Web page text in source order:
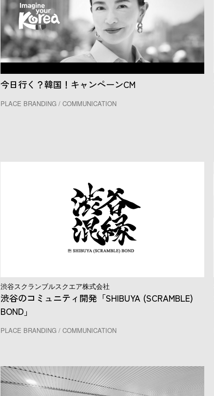
今日行く？韓国！キャンペーンCM
PLACE BRANDING / COMMUNICATION
渋谷スクランブルスクエア株式会社
渋谷のコミュニティ開発「SHIBUYA (SCRAMBLE)
BOND」
PLACE BRANDING / COMMUNICATION